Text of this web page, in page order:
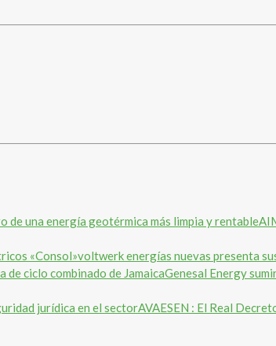
voltwerk energías nuevas presenta
Genesal Energy
AVAESEN : El Real